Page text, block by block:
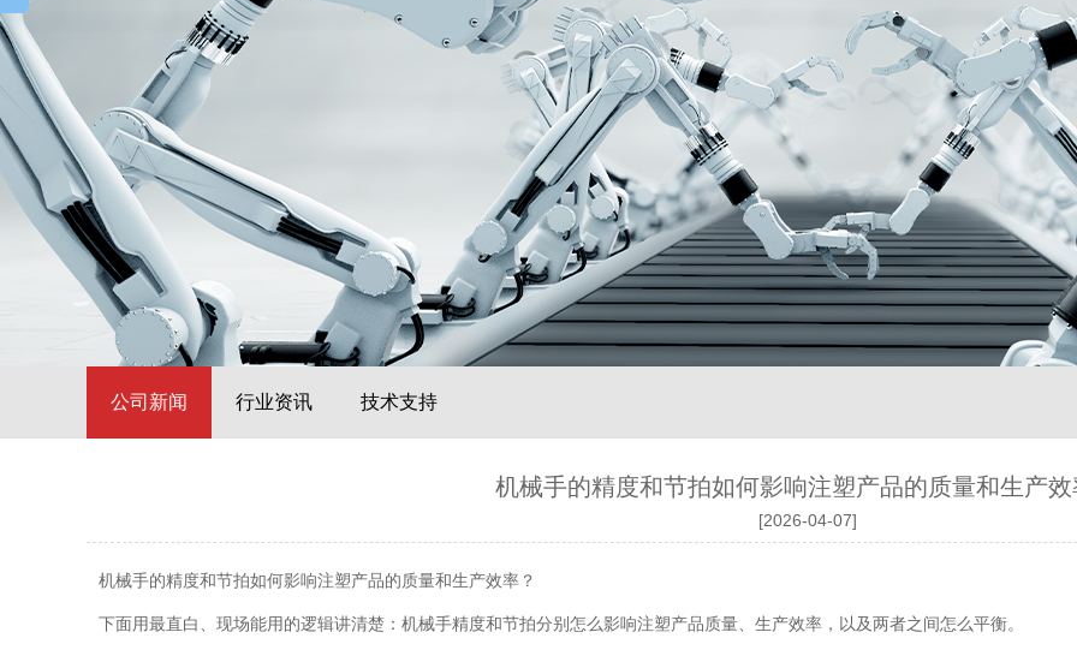
公司新闻 行业资讯 技术支持
机械手的精度和节拍如何影响注塑产品的质量和生产
[2026-04-07]
机械手的精度和节拍如何影响注塑产品的质量和生产效率？
下面用最直白、现场能用的逻辑讲清楚：机械手精度和节拍分别怎么影响注塑产品质量、生产效率，以及两者之间怎么平衡。